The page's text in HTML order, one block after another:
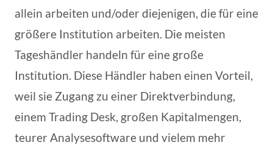
allein arbeiten und/oder diejenigen, die für eine
größere Institution arbeiten. Die meisten
Tageshändler handeln für eine große
Institution. Diese Händler haben einen Vorteil,
weil sie Zugang zu einer Direktverbindung,
einem Trading Desk, großen Kapitalmengen,
teurer Analysesoftware und vielem mehr